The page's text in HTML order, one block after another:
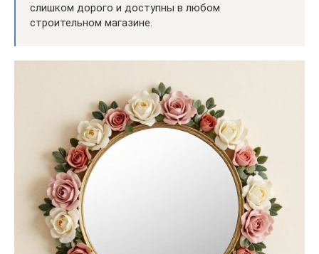
слишком дорого и доступны в любом
строительном магазине.